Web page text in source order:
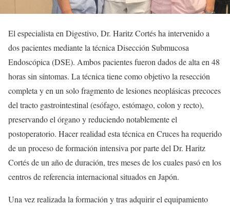
El especialista en Digestivo, Dr. Haritz Cortés ha intervenido a
dos pacientes mediante la técnica Disección Submucosa
Endoscópica (DSE). Ambos pacientes fueron dados de alta en 48
horas sin síntomas. La técnica tiene como objetivo la resección
completa y en un solo fragmento de lesiones neoplásicas precoces
del tracto gastrointestinal (esófago, estómago, colon y recto),
preservando el órgano y reduciendo notablemente el
postoperatorio. Hacer realidad esta técnica en Cruces ha requerido
de un proceso de formación intensiva por parte del Dr. Haritz
Cortés de un año de duración, tres meses de los cuales pasó en los
centros de referencia internacional situados en Japón.
Una vez realizada la formación y tras adquirir el equipamiento